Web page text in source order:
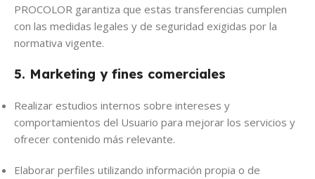
PROCOLOR garantiza que estas transferencias cumplen
con las medidas legales y de seguridad exigidas por la
normativa vigente.
5. Marketing y fines comerciales
Realizar estudios internos sobre intereses y
comportamientos del Usuario para mejorar los servicios y
ofrecer contenido más relevante.
Elaborar perfiles utilizando información propia o de